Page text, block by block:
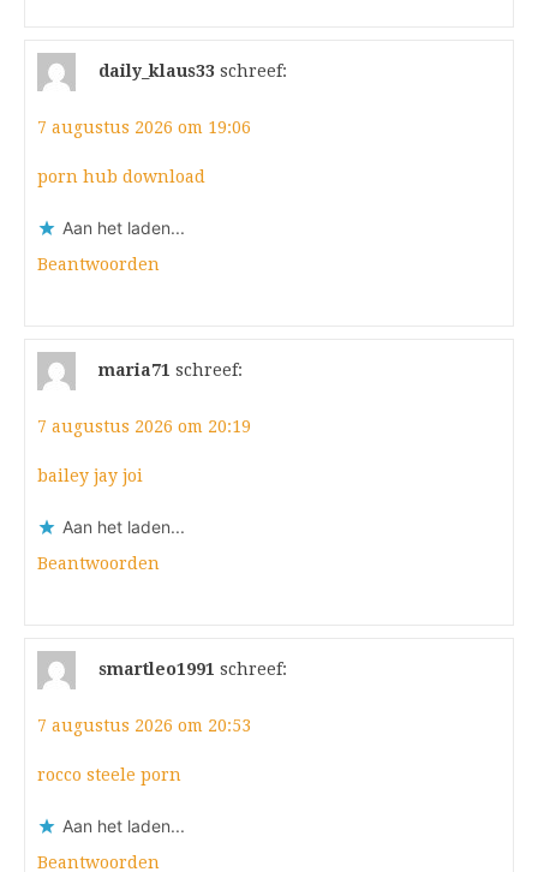
daily_klaus33 schreef:
7 augustus 2026 om 19:06
porn hub download
Aan het laden...
Beantwoorden
maria71 schreef:
7 augustus 2026 om 20:19
bailey jay joi
Aan het laden...
Beantwoorden
smartleo1991 schreef:
7 augustus 2026 om 20:53
rocco steele porn
Aan het laden...
Beantwoorden